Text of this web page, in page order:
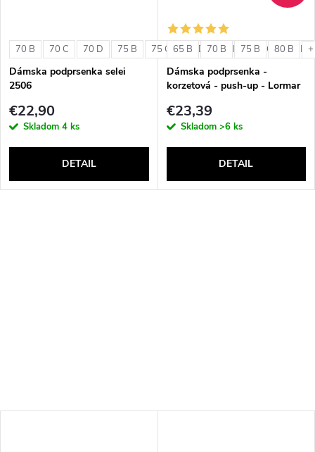
70 B 70 C 70 D 75 B 75 C 75 D 80 B 80 C 80 D
Dámska podprsenka selei
2506
€22,90
Skladom 4 ks
DETAIL
65 B 70 B 75 B 80 B
Dámska podprsenka -
korzetová - push-up - Lormar
€23,39
Skladom >6 ks
DETAIL